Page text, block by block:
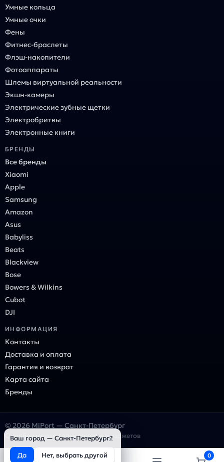
Умные кольца
Умные очки
Фены
Фитнес-браслеты
Флэш-накопители
Фотоаппараты
Шлемы виртуальной реальности
Экшн-камеры
Электрические зубные щетки
Электробритвы
Электронные книги
БРЕНДЫ
Все бренды
Xiaomi
Apple
Samsung
Amazon
Asus
Babyliss
Beats
Blackview
Bose
Bowers & Wilkins
Cubot
DJI
ИНФОРМАЦИЯ
Контакты
Доставка и оплата
Гарантия и возврат
Карта сайта
Бренды
© 2026 MiPort — Санкт-Петербург
Онлайн-магазин электроники и гаджетов
0
Ваш город — Санкт-Петербург?
Да
Нет, выбрать другой
×